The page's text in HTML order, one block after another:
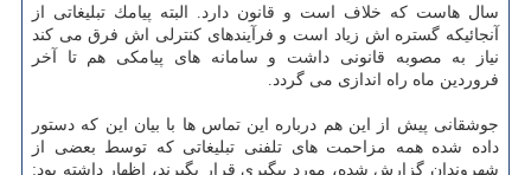
سال هاست كه خلاف است و قانون دارد. البته پیامك تبلیغاتی از
آنجائیكه گستره اش زیاد است و فرآیندهای كنترلی اش فرق می كند
نیاز به مصوبه قانونی داشت و سامانه های پیامكی هم تا آخر
فروردین ماه راه اندازی می گردد.
جوشقانی پیش از این هم درباره این تماس ها با بیان این كه دستور
داده شده همه مزاحمت های تلفنی تبلیغاتی كه توسط بعضی از
شهروندان گزارش شده، مورد پیگیری قرار بگیرند، اظهار داشته بود: